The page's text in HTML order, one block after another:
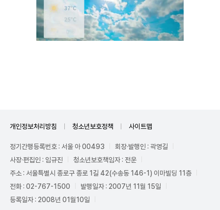
개인정보처리방침 청소년보호정책 사이트맵
정기간행등록번호 : 서울 아 00493
회장·발행인 : 곽영길
사장·편집인 : 임규진
청소년보호책임자 : 전운
주소 : 서울특별시 종로구 종로 1길 42(수송동 146-1) 이마빌딩 11층
전화 : 02-767-1500
발행일자 : 2007년 11월 15일
등록일자 : 2008년 01월10일